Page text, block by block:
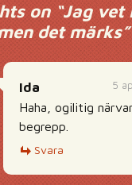
on “Jag vet
det märks”
5
Ida
Haha, ogilitig
begrepp.
Svara